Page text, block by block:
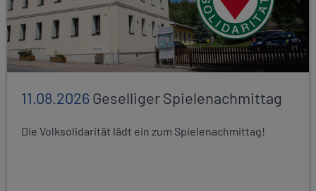
11.08.2026Geselliger Spielenachmittag
Die Volksolidarität lädt ein zum Spielenachmittag!